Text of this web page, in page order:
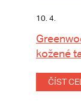
10. 4.
kožené
ČÍST